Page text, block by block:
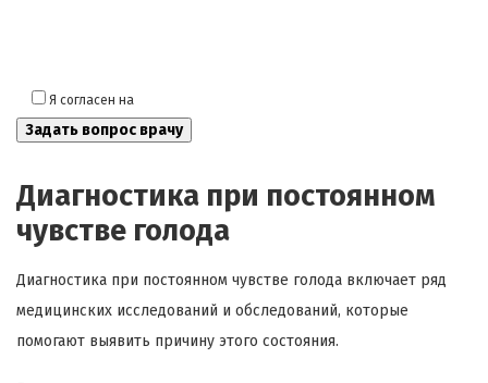
Я согласен на
Диагностика при постоянном
чувстве голода
Диагностика при постоянном чувстве голода включает ряд
медицинских исследований и обследований, которые
помогают выявить причину этого состояния.